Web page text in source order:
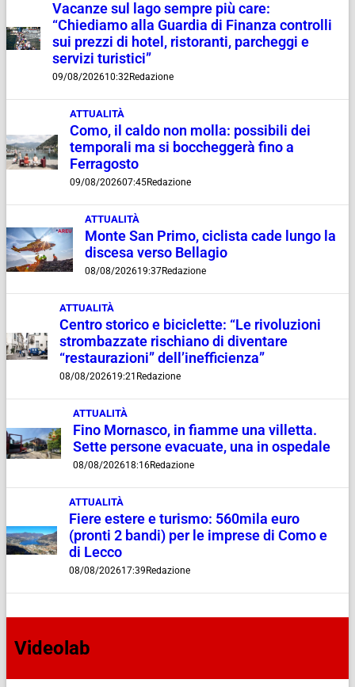
Vacanze sul lago sempre più care:
“Chiediamo alla Guardia di Finanza controlli
sui prezzi di hotel, ristoranti, parcheggi e
servizi turistici”
09/08/202610:32Redazione
ATTUALITÀ
Como, il caldo non molla: possibili dei
temporali ma si boccheggerà fino a
Ferragosto
09/08/202607:45Redazione
ATTUALITÀ
Monte San Primo, ciclista cade lungo la
discesa verso Bellagio
08/08/202619:37Redazione
ATTUALITÀ
Centro storico e biciclette: “Le rivoluzioni
strombazzate rischiano di diventare
“restaurazioni” dell’inefficienza”
08/08/202619:21 Redazione
ATTUALITÀ
Fino Mornasco, in fiamme una villetta.
Sette persone evacuate, una in ospedale
08/08/202618:16Redazione
ATTUALITÀ
Fiere estere e turismo: 560mila euro
(pronti 2 bandi) per le imprese di Como e
di Lecco
08/08/202617:39 Redazione
Videolab